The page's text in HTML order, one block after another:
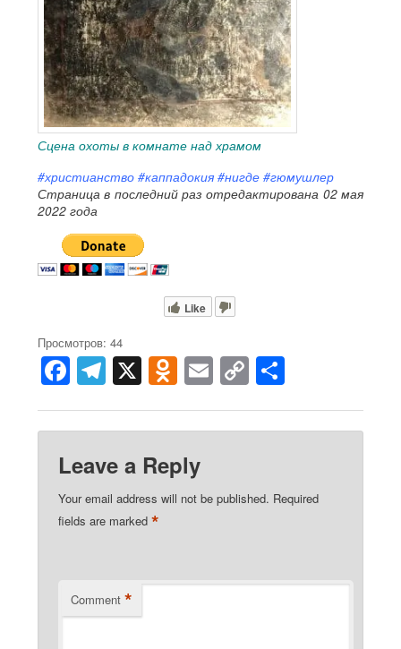
Сцена охоты в комнате над храмом
#христианство #каппадокия #нигде #гюмушлер
Страница в последний раз отредактирована 02 мая
2022 года
Like
Просмотров: 44
F
a
c
e
b
o
T
el
e
gr
a
m
X O
d
n
o
kl
a
E
m
ail
C
o
p
Li
n
h
ar
Leave a Reply
Your email address will not be published. Required
fields are marked *
Comment *